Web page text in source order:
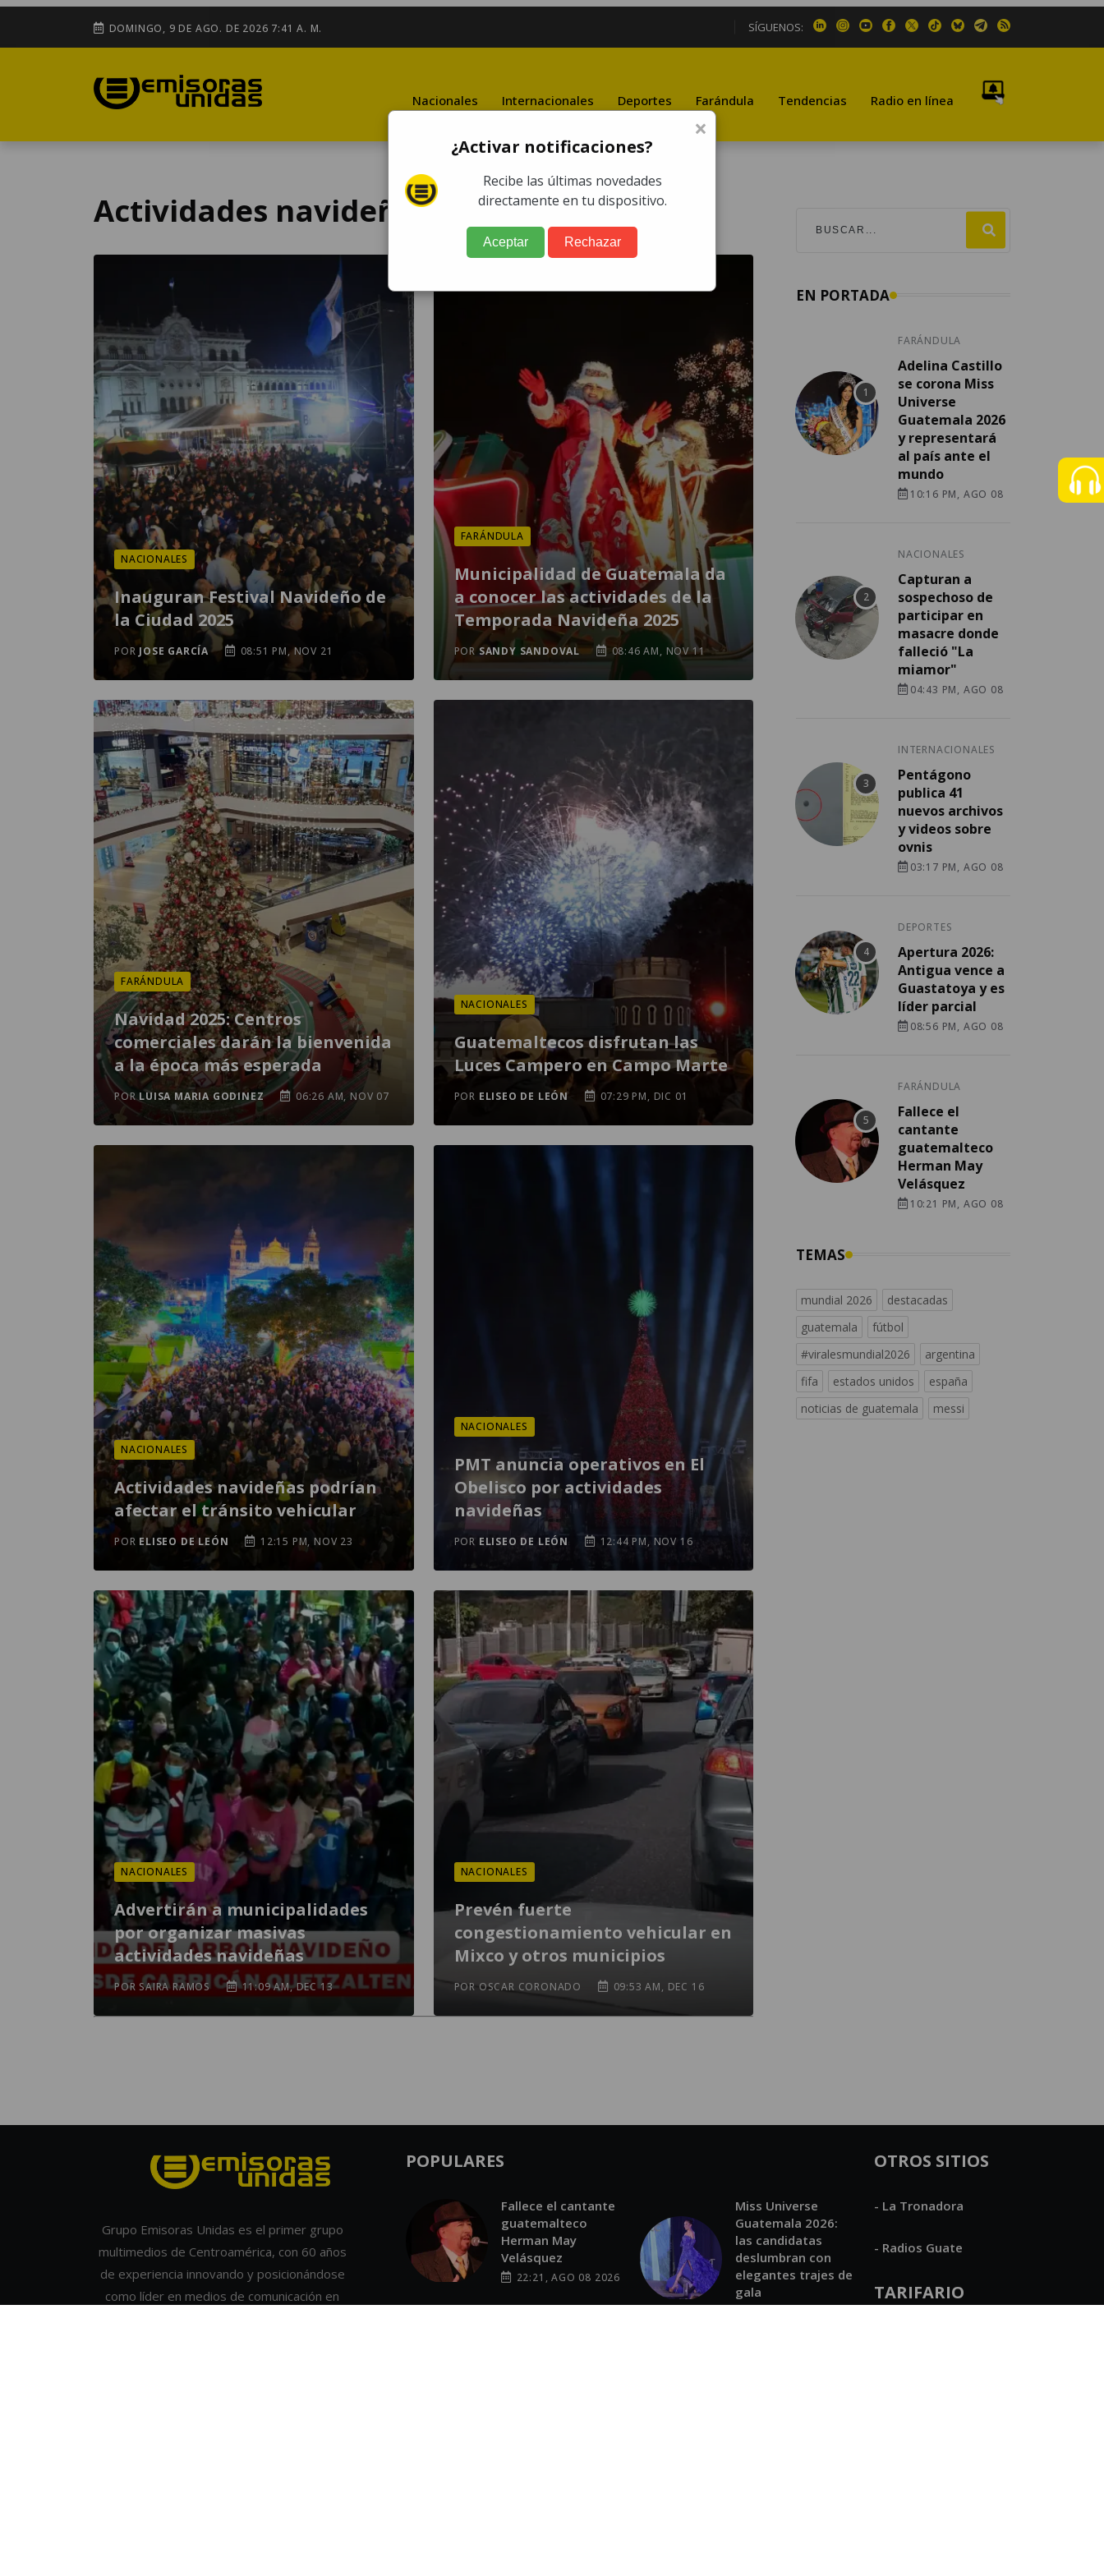
DOMINGO, 9 DE AGO. DE 2026 7:41 A. M. SÍGUENOS:
Nacionales Internacionales Deportes Farándula Tendencias Radio en línea
Actividades navideñas
NACIONALES
Inauguran Festival Navideño de
la Ciudad 2025
POR JOSE GARCÍA 08:51 PM, NOV 21
FARÁNDULA
Municipalidad de Guatemala da
a conocer las actividades de la
Temporada Navideña 2025
PORSANDY SANDOVAL 08:46 AM, NOV 11
FARÁNDULA
Navidad 2025: Centros
comerciales darán la bienvenida
a la época más esperada
PORLUISA MARIA GODINEZ 06:26 AM, NOV 07
NACIONALES
Guatemaltecos disfrutan las
Luces Campero en Campo Marte
POR ELISEO DE LEÓN 07:29 PM, DIC 01
NACIONALES
Actividades navideñas podrían
afectar el tránsito vehicular
POR ELISEO DE LEÓN 12:15 PM, NOV 23
NACIONALES
PMT anuncia operativos en El
Obelisco por actividades
navideñas
POR ELISEO DE LEÓN 12:44 PM, NOV 16
NACIONALES
Advertirán a municipalidades
por organizar masivas
actividades navideñas
POR SAIRA RAMOS 11:09 AM, DEC 13
NACIONALES
Prevén fuerte
congestionamiento vehicular en
Mixco y otros municipios
POR OSCAR CORONADO 09:53 AM, DEC 16
EN PORTADA
FARÁNDULA
Adelina Castillo
se corona Miss
Universe
Guatemala 2026
y representará
al país ante el
mundo
10:16 PM, AGO 08
NACIONALES
Capturan a
sospechoso de
participar en
masacre donde
falleció "La
miamor"
04:43 PM, AGO 08
INTERNACIONALES
Pentágono
publica 41
nuevos archivos
y videos sobre
ovnis
03:17 PM, AGO 08
DEPORTES
Apertura 2026:
Antigua vence a
Guastatoya y es
líder parcial
08:56 PM, AGO 08
FARÁNDULA
Fallece el
cantante
guatemalteco
Herman May
Velásquez
10:21 PM, AGO 08
TEMAS
mundial 2026
destacadas
guatemala
fútbol
#viralesmundial2026
argentina
fifa
estados unidos
españa
noticias de guatemala
messi
Grupo Emisoras Unidas es el primer grupo
multimedios de Centroamérica, con 60 años
de experiencia innovando y posicionándose
como líder en medios de comunicación en
POPULARES
Fallece el cantante
guatemalteco
Herman May
Velásquez
22:21, AGO 08 2026
Miss Universe
Guatemala 2026:
las candidatas
deslumbran con
elegantes trajes de
gala
OTROS SITIOS
- La Tronadora
- Radios Guate
TARIFARIO
×
¿Activar notificaciones?
Recibe las últimas novedades
directamente en tu dispositivo.
Aceptar Rechazar